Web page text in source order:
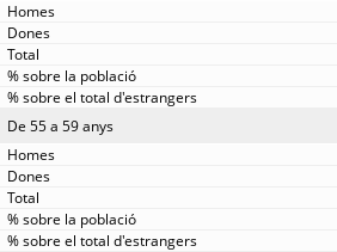
De 55 a 59 anys